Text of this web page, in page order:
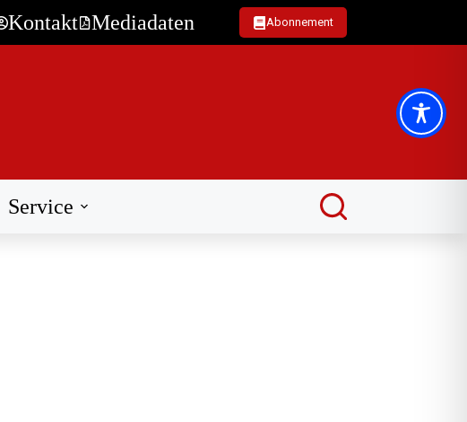
Kontakt Mediadaten Abonnement
Service